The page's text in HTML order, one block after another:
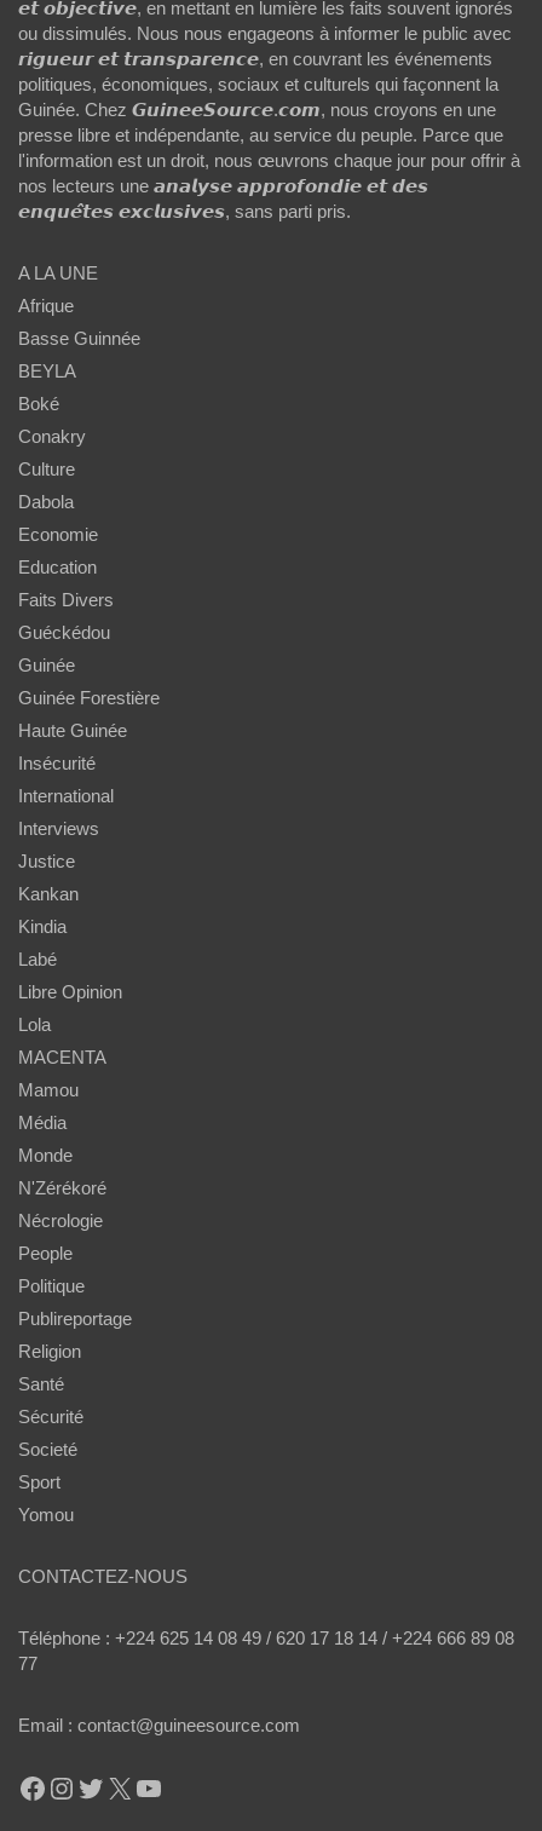
𝙚𝙩 𝙤𝙗𝙟𝙚𝙘𝙩𝙞𝙫𝙚, en mettant en lumière les faits souvent ignorés
ou dissimulés. Nous nous engageons à informer le public avec
𝙧𝙞𝙜𝙪𝙚𝙪𝙧 𝙚𝙩 𝙩𝙧𝙖𝙣𝙨𝙥𝙖𝙧𝙚𝙣𝙘𝙚, en couvrant les événements
politiques, économiques, sociaux et culturels qui façonnent la
Guinée. Chez 𝙂𝙪𝙞𝙣𝙚𝙚𝙎𝙤𝙪𝙧𝙘𝙚.𝙘𝙤𝙢, nous croyons en une
presse libre et indépendante, au service du peuple. Parce que
l'information est un droit, nous œuvrons chaque jour pour offrir à
nos lecteurs une 𝙖𝙣𝙖𝙡𝙮𝙨𝙚 𝙖𝙥𝙥𝙧𝙤𝙛𝙤𝙣𝙙𝙞𝙚 𝙚𝙩 𝙙𝙚𝙨
𝙚𝙣𝙦𝙪𝙚̂𝙩𝙚𝙨 𝙚𝙭𝙘𝙡𝙪𝙨𝙞𝙫𝙚𝙨, sans parti pris.
A LA UNE
Afrique
Basse Guinnée
BEYLA
Boké
Conakry
Culture
Dabola
Economie
Education
Faits Divers
Guéckédou
Guinée
Guinée Forestière
Haute Guinée
Insécurité
International
Interviews
Justice
Kankan
Kindia
Labé
Libre Opinion
Lola
MACENTA
Mamou
Média
Monde
N'Zérékoré
Nécrologie
People
Politique
Publireportage
Religion
Santé
Sécurité
Societé
Sport
Yomou
CONTACTEZ-NOUS
Téléphone : +224 625 14 08 49 / 620 17 18 14 / +224 666 89 08
77
Email : contact@guineesource.com
Facebook
Instagram
Twitter
X YouTube